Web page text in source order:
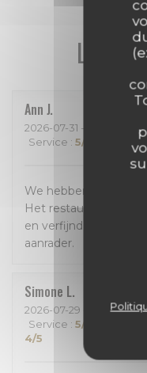
Les
Ann J
2026-07-31 - 18:30 -
Service : 5/5 Ambiance
We hebben enorm
Het restaurant is
en verfijnd en de
aanrader.
Simone L
2026-07-29 - 18:30 -
Service : 5/5
4/5